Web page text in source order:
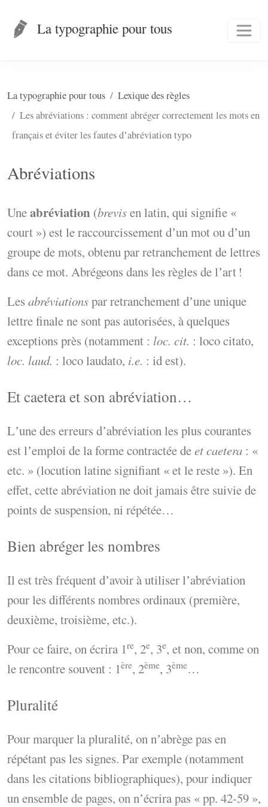
La typographie pour tous
La typographie pour tous
Lexique des règles
Les abréviations : comment abréger correctement les mots en
français et éviter les fautes dʼabréviation typo
Abréviations
Uneabréviation (brevisen latin, qui signifie «
court ») est le raccourcissement dʼun mot ou dʼun
groupe de mots, obtenu par retranchement de lettres
dans ce mot. Abrégeons dans les règles de lʼart !
Les abréviationspar retranchement dʼune unique
lettre finale ne sont pas autorisées, à quelques
exceptions près (notamment : loc. cit. : loco citato,
loc. laud. : loco laudato, i.e. : id est).
Et caetera et son abréviation…
Lʼune des erreurs dʼabréviation les plus courantes
est lʼemploi de la forme contractée deet caetera : «
etc. » (locution latine signifiant « et le reste »). En
effet, cette abréviation ne doit jamais être suivie de
points de suspension, ni répétée…
Bien abréger les nombres
Il est très fréquent dʼavoir à utiliser lʼabréviation
pour les différents nombres ordinaux (première,
deuxième, troisième, etc.).
Pour ce faire, on écrira 1re, 2e, 3e, et non, comme on
le rencontre souvent : 1ère, 2ème, 3ème…
Pluralité
Pour marquer la pluralité, on nʼabrège pas en
répétant pas les signes. Par exemple (notamment
dans les citations bibliographiques), pour indiquer
un ensemble de pages, on nʼécrira pas « pp. 42-59 »,